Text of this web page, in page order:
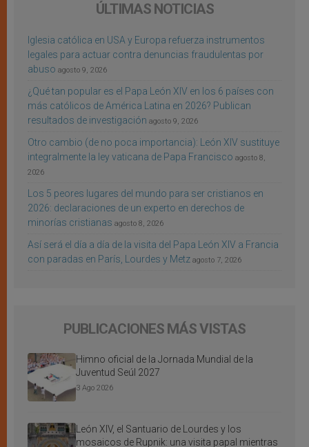
ÚLTIMAS NOTICIAS
Iglesia católica en USA y Europa refuerza instrumentos
legales para actuar contra denuncias fraudulentas por
abuso agosto 9, 2026
¿Qué tan popular es el Papa León XIV en los 6 países con
más católicos de América Latina en 2026? Publican
resultados de investigación agosto 9, 2026
Otro cambio (de no poca importancia): León XIV sustituye
integralmente la ley vaticana de Papa Francisco agosto 8,
2026
Los 5 peores lugares del mundo para ser cristianos en
2026: declaraciones de un experto en derechos de
minorías cristianas agosto 8, 2026
Así será el día a día de la visita del Papa León XIV a Francia
con paradas en París, Lourdes y Metz agosto 7, 2026
PUBLICACIONES MÁS VISTAS
Himno oficial de la Jornada Mundial de la
Juventud Seúl 2027
3 Ago 2026
León XIV, el Santuario de Lourdes y los
mosaicos de Rupnik: una visita papal mientras